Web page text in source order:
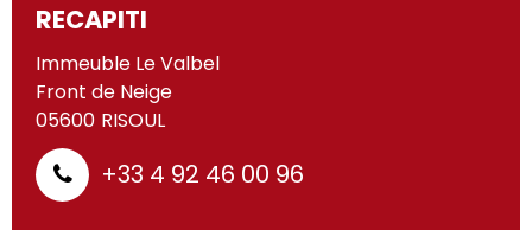
RECAPITI
Immeuble Le Valbel
Front de Neige
05600 RISOUL
+33 4 92 46 00 96